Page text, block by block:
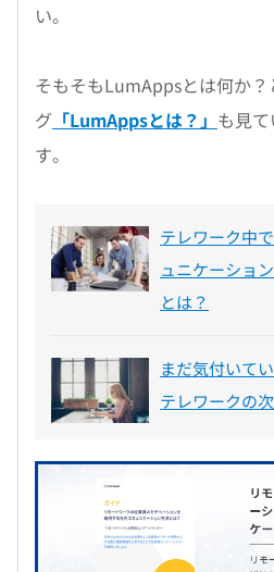
い。
そもそもLumAppsとは何か
グ 「LumAppsとは？」 も見
す。
テレワーク中
ュニケーショ
とは？
まだ気付いて
テレワークの